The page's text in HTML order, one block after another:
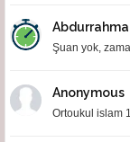
Şuan yok,
Anonymous
Ortoukul islam